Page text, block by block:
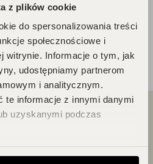
z plików cookie
do spersonalizowania treści
społecznościowe i
witrynie. Informacje o tym, jak
udostępniamy partnerom
i analitycznym.
te informacje z innymi danymi
uzyskanymi podczas